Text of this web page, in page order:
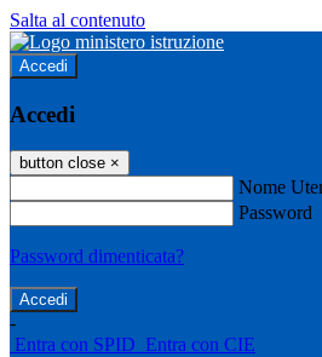
Salta al contenuto
Accedi
Accedi
button close ×
Nome
Password
Password dimenticata?
-
Entra con SPID Entra con CIE